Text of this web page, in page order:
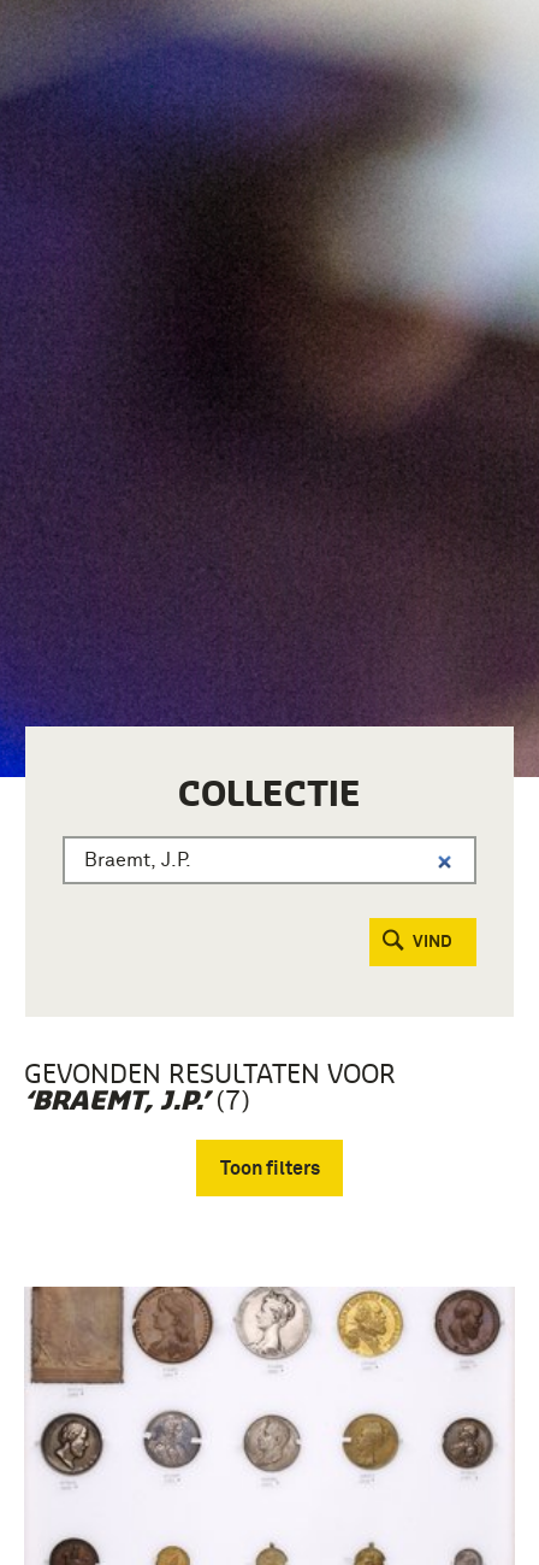
COLLECTIE
VIND
GEVONDEN RESULTATEN VOOR
‘BRAEMT, J.P.’(7)
Toon filters
Willem I (Koning der Nederlanden en
Groothertog van Luxemburg) (7)